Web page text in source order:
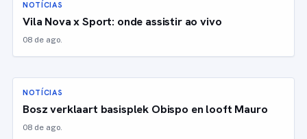
NOTÍCIAS
Vila Nova x Sport: onde assistir ao vivo
08 de ago.
NOTÍCIAS
Bosz verklaart basisplek Obispo en looft Mauro
08 de ago.